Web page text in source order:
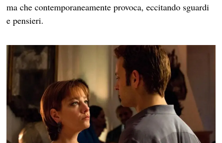
ma che contemporaneamente provoca, eccitando sguardi
e pensieri.